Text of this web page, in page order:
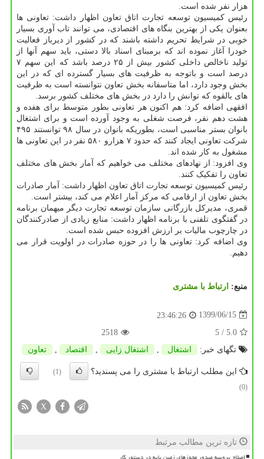
هزار نفر شده است.
رئیس کمیسیون توسعه تجارت اتاق تعاون اظهار داشت: تعاونی ها
بعنوان یکی از بهترین بنگاه های اقتصادی، می توانند تاب آوری بسیار
خوبی در شرایط تحریم داشته باشند که در کشور از دیرباز فعالیت
خودرا آغاز نموده اند که برمبنای اسناد بالا دستی، باید سهم آنها از
تولید ناخالص داخلی کشور بیش از ۲۵ درصد باشد که این سهم ۷
درصد است و باتوجه به ظرفیت های بسیار گسترده ای که در این
بخش وجود دارد، اما متاسفانه بخش تعاون نتوانسته است به ظرفیت
های بالقوه که توانش را دارد در بخش های مختلف کشور برسد.
افقهی اضافه کرد: هم اکنون هر تعاونی بطور متوسط برای هفده و
هشت دهم نفر، فرصت شغلی به وجود آورده است و برای اشتغال
بانوان بستر مناسبی است، بطوریکه بانوان در سال ۹۸ توانستند ۴۹۵
شرکت تعاونی ایجاد کنند که حدود ۷ هزارو ۵۸۰ نفر در این تعاونی ها
مشغول به کار شده اند.
وی افزود: از نهادهای مختلف می خواهیم که آمار بخش های مختلف
تعاون را تفکیک کنند.
رئیس کمیسیون توسعه تجارت اتاق تعاون اظهار داشت: آمار صادرات
بخش تعاون از ارقامی که مرکز آمار اعلام می کند، بیشتر است.
قمری، مدیرکل بازرگانی سازمان توسعه تجارت دیگر میهمان برنامه
در گفتگوی تلفنی با برنامه اظهار داشت: منابع زیادی از صادرکنندگان
در چارچوب مالیات بر ارزش افزوده حبس شده است.
وی اضافه کرد: تعاونی ها را در حوزه صادرات در اولویت قرار می
دهیم.
منبع: ارتباط با مشتری
1399/06/15
23:46:26
5.0
/ 5
2518
تگهای خبر:
اشتغال , اشتغال زایی , اقتصاد , تعاون
این مطلب ارتباط با مشتری را می پسندید؟
(1)
(0)
X
تازه ترین مطالب مرتبط